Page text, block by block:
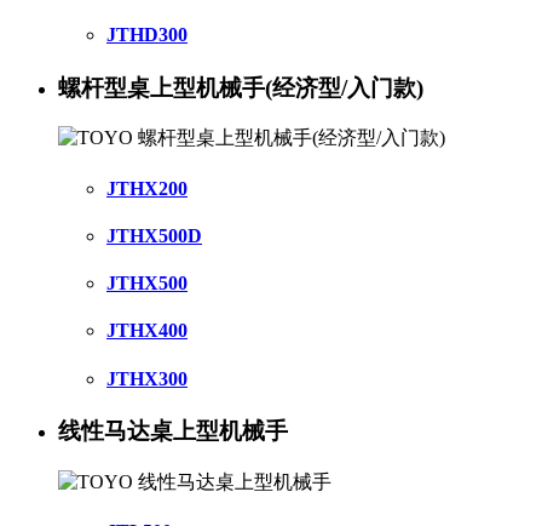
JTHD300
螺杆型桌上型机械手(经济型/入门款)
JTHX200
JTHX500D
JTHX500
JTHX400
JTHX300
线性马达桌上型机械手